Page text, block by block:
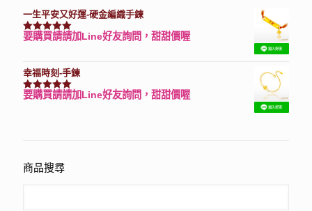
一生平安又好運-硬金編織手鍊
評分7740滿分 5
要購買請請加Line好友詢問，甜甜價喔
幸福時刻-手鍊
評分3150滿分 5
要購買請請加Line好友詢問，甜甜價喔
商品搜尋